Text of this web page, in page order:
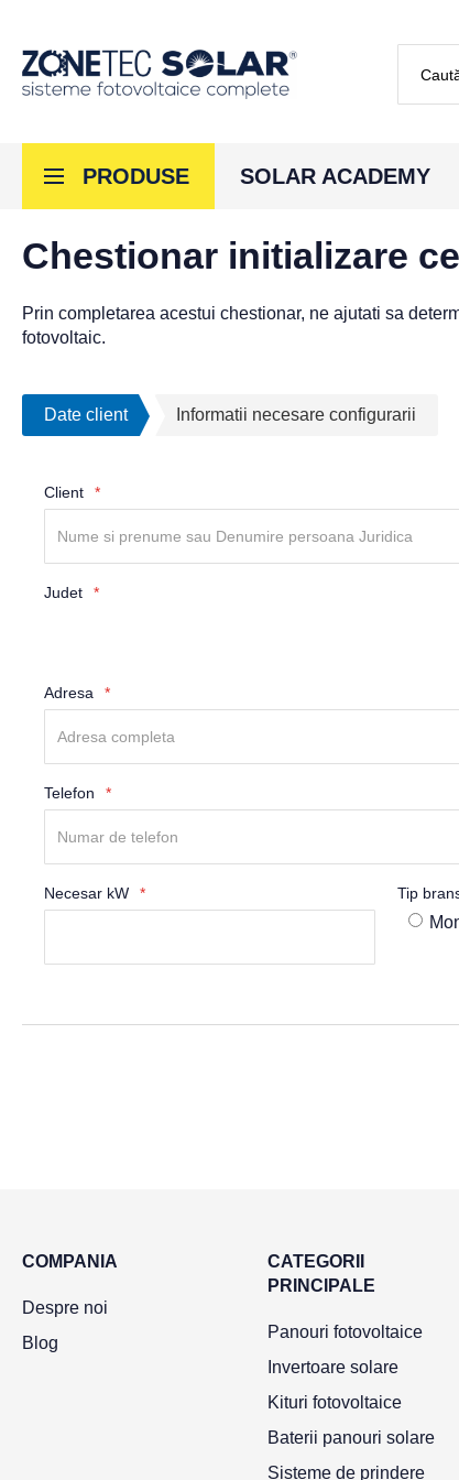
PRODUSE SOLAR ACADEMY
Chestionar initializare
Prin completarea acestui chestionar, ne ajutati sa
fotovoltaic.
Date client Informatii necesare configurarii
Client
Judet
Adresa
Telefon
Necesar kW Tip
COMPANIA
Despre noi
Blog
CATEGORII
PRINCIPALE
Panouri fotovoltaice
Invertoare solare
Kituri fotovoltaice
Baterii panouri solare
Sisteme de prindere